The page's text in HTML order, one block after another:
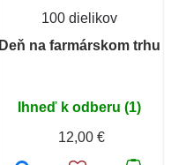
100 dielikov
Deň na farmárskom trhu
Ihneď k odberu (1)
12,00 €